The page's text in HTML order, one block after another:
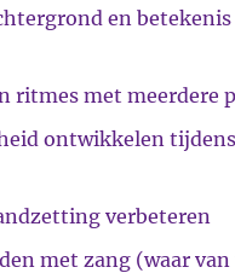
en betekenis
ritmes met meerdere
ontwikkelen
verbeteren
met zang (waar